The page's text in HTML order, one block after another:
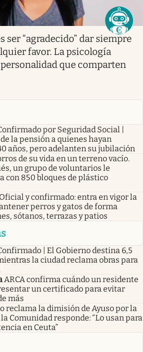
ser “agradecido” dar siempre
favor. La psicología
que comparten
por Seguridad Social |
la pensión a quienes hayan
años, pero adelanten su jubilación
de su vida en un terreno vacío.
un grupo de voluntarios le
con 850 bloques de plástico
Oficial y confirmado: entra en vigor la
perros y gatos de forma
sótanos, terrazas y patios
| El Gobierno destina 6,5
la ciudad reclama obras para
ARCA confirma cuándo un residente
un certificado para evitar
más
reclama la dimisión de Ayuso por la
Comunidad responde: “Lo usan para
en Ceuta”